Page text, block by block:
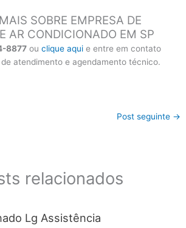
SOBRE EMPRESA DE
AR CONDICIONADO EM SP
8877 ouclique aqui e entre em contato
atendimento e agendamento técnico.
Post seguinte →
relacionados
Lg Assistência